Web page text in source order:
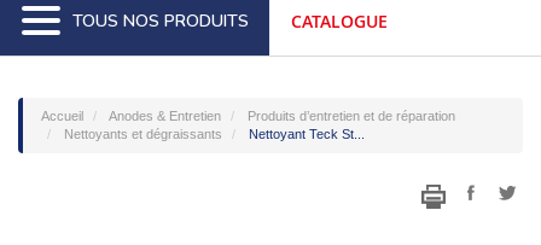
TOUS NOS PRODUITS CATALOGUE
Accueil Anodes & Entretien
Produits d’entretien et de réparation
Nettoyants et dégraissants
Nettoyant Teck St...